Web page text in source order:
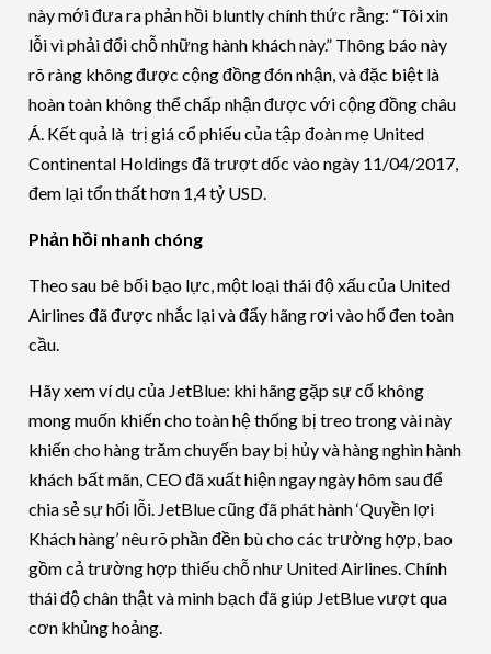
này mới đưa ra phản hồi bluntly chính thức rằng: “Tôi xin
lỗi vì phải đổi chỗ những hành khách này.” Thông báo này
rõ ràng không được cộng đồng đón nhận, và đặc biệt là
hoàn toàn không thể chấp nhận được với cộng đồng châu
Á. Kết quả là trị giá cổ phiếu của tập đoàn mẹ United
Continental Holdings đã trượt dốc vào ngày 11/04/2017,
đem lại tổn thất hơn 1,4 tỷ USD.
Phản hồi nhanh chóng
Theo sau bê bối bạo lực, một loại thái độ xấu của United
Airlines đã được nhắc lại và đẩy hãng rơi vào hố đen toàn
cầu.
Hãy xem ví dụ của JetBlue: khi hãng gặp sự cố không
mong muốn khiến cho toàn hệ thống bị treo trong vài này
khiến cho hàng trăm chuyến bay bị hủy và hàng nghìn hành
khách bất mãn, CEO đã xuất hiện ngay ngày hôm sau để
chia sẻ sự hối lỗi. JetBlue cũng đã phát hành ‘Quyền lợi
Khách hàng’ nêu rõ phần đền bù cho các trường hợp, bao
gồm cả trường hợp thiếu chỗ như United Airlines. Chính
thái độ chân thật và minh bạch đã giúp JetBlue vượt qua
cơn khủng hoảng.